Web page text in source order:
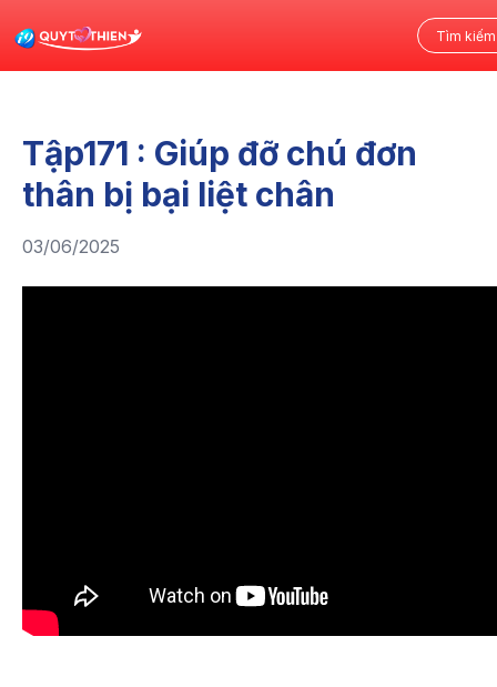
Tập171 : Giúp đỡ chú đơn
thân bị bại liệt chân
03/06/2025